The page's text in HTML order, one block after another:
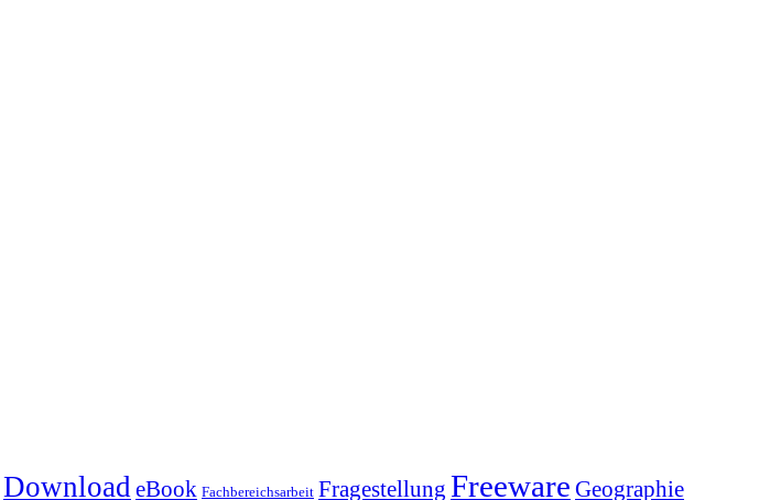
Download eBook Fachbereichsarbeit Fragestellung Freeware Geographie